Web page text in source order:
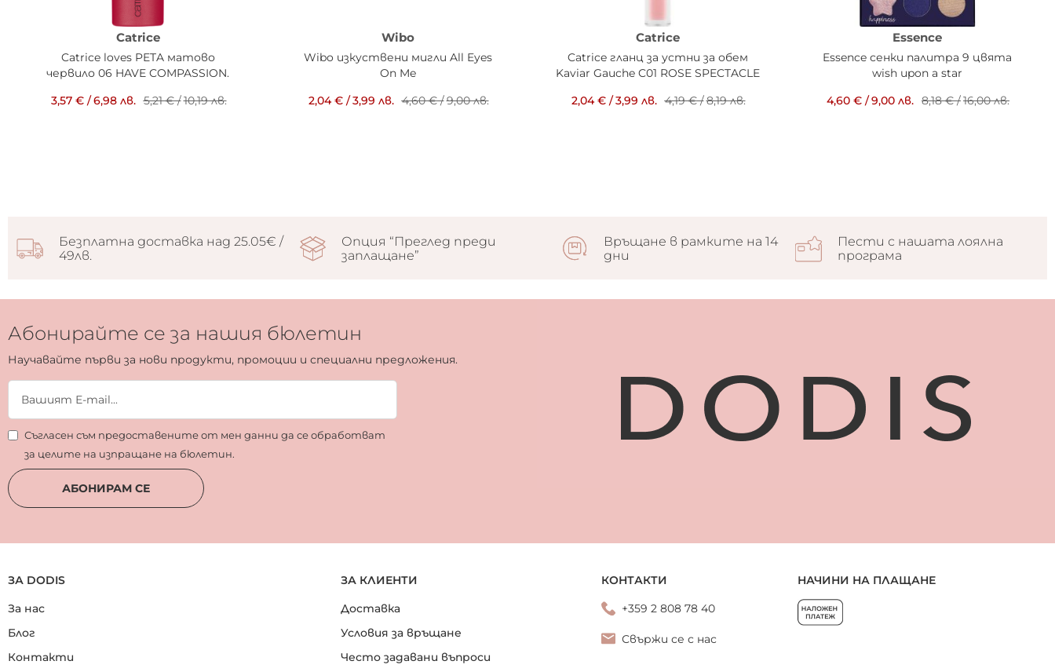
Catrice
Catrice loves PETA матово
червило 06 HAVE COMPASSION.
3,57 €/6,98 лв. 5,21 €/10,19 лв.
Wibo
Wibo изкуствени мигли All Eyes
On Me
2,04 €/3,99 лв. 4,60 €/9,00 лв.
Catrice
Catrice гланц за устни за обем
Kaviar Gauche C01 ROSE SPECTACLE
2,04 €/3,99 лв. 4,19 €/8,19 лв.
Essence
Essence сенки палитра 9 цвята
wish upon a star
4,60 € /9,00 лв. 8,18 €/16,00 лв.
Безплатна доставка над 25.05€ /
49лв.
Опция “Преглед преди
заплащане”
Връщане в рамките на 14
дни
Пести с нашата лоялна
програма
Абонирайте се за нашия бюлетин
Научавайте първи за нови продукти, промоции и специални предложения.
Съгласен съм предоставените от мен данни да се обработват
за целите на изпращане на бюлетин.
АБОНИРАМ СЕ
ЗА DODIS
За нас
Блог
Контакти
ЗА КЛИЕНТИ
Доставка
Условия за връщане
Често задавани въпроси
КОНТАКТИ
+359 2 808 78 40
Свържи се с нас
НАЧИНИ НА ПЛАЩАНЕ